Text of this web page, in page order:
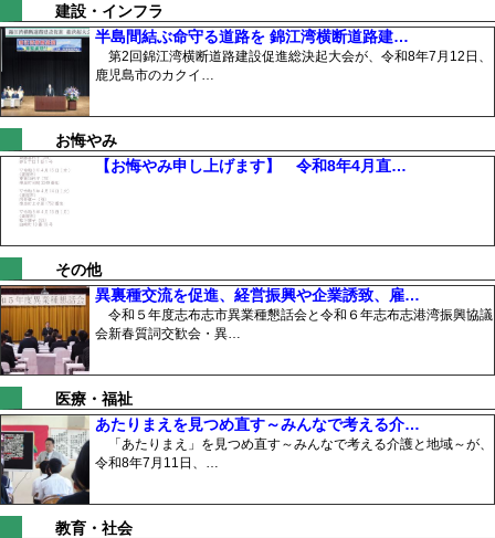
建設・インフラ
半島間結ぶ命守る道路を 錦江湾横断道路建…
第2回錦江湾横断道路建設促進総決起大会が、令和8年7月12日、
鹿児島市のカクイ…
お悔やみ
【お悔やみ申し上げます】 令和8年4月直…
その他
異裏種交流を促進、経営振興や企業誘致、雇…
令和５年度志布志市異業種懇話会と令和６年志布志港湾振興協議
会新春質詞交歓会・異…
医療・福祉
あたりまえを見つめ直す～みんなで考える介…
「あたりまえ」を見つめ直す～みんなで考える介護と地域～が、
令和8年7月11日、…
教育・社会